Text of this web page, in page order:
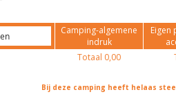
Camping-algemene
indruk
Eigen
Totaal 0,00
Bij deze camping heeft helaas